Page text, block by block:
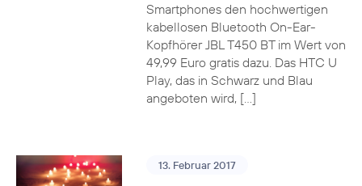
Smartphones den hochwertigen
kabellosen Bluetooth On-Ear-
Kopfhörer JBL T450 BT im Wert von
49,99 Euro gratis dazu. Das HTC U
Play, das in Schwarz und Blau
angeboten wird, […]
13. Februar 2017